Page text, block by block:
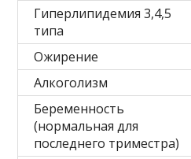
Гиперлипидемия 3,4,5
типа
Ожирение
Алкоголизм
Беременность
(нормальная для
последнего триместра)